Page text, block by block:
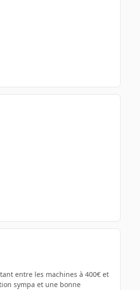
entre les machines à 400€ et
sympa et une bonne